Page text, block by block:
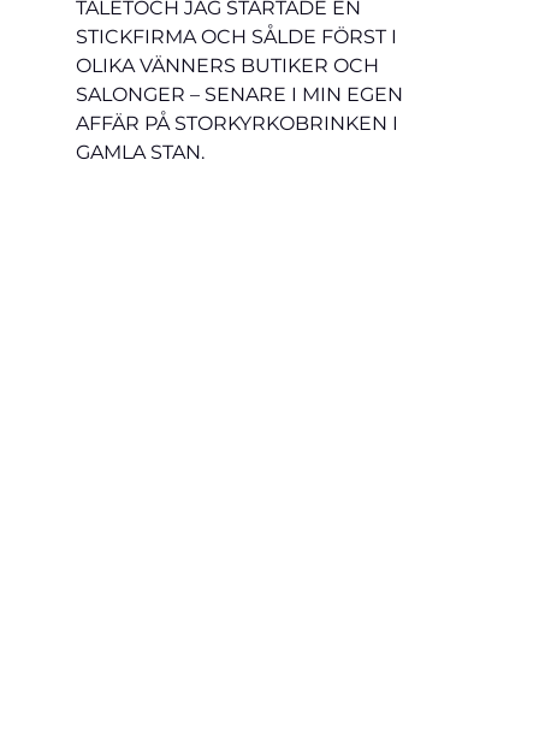
TALETOCH JAG STARTADE EN
STICKFIRMA OCH SÅLDE FÖRST I
OLIKA VÄNNERS BUTIKER OCH
SALONGER – SENARE I MIN EGEN
AFFÄR PÅ STORKYRKOBRINKEN I
GAMLA STAN.